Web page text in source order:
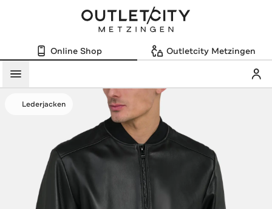
Online Shop Outletcity Metzingen
Menü
Lederjacken